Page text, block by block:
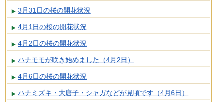
3月31日の桜の開花状況
4月1日の桜の開花状況
4月2日の桜の開花状況
ハナモモが咲き始めました（4月2日）
4月6日の桜の開花状況
ハナミズキ・大唐子・シャガなどが見頃です（4月6日）